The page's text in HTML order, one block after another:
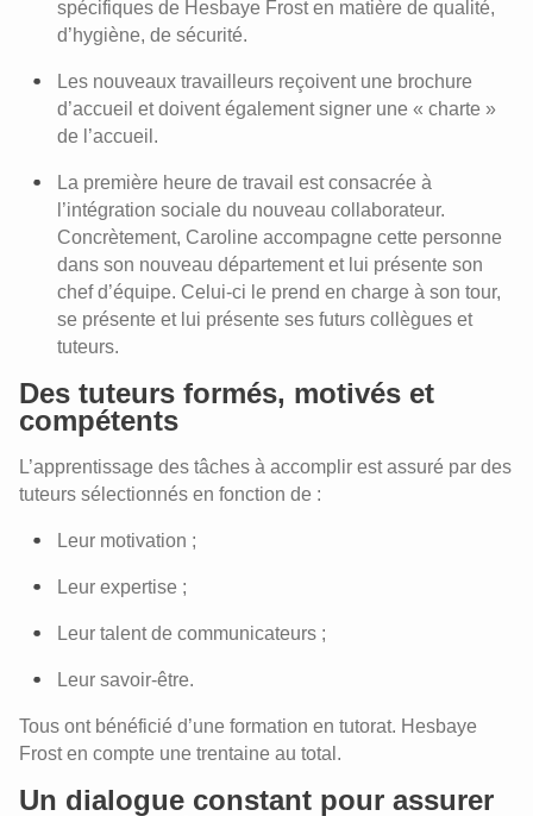
spécifiques de Hesbaye Frost en matière de qualité,
d’hygiène, de sécurité.
Les nouveaux travailleurs reçoivent une brochure
d’accueil et doivent également signer une « charte »
de l’accueil.
La première heure de travail est consacrée à
l’intégration sociale du nouveau collaborateur.
Concrètement, Caroline accompagne cette personne
dans son nouveau département et lui présente son
chef d’équipe. Celui-ci le prend en charge à son tour,
se présente et lui présente ses futurs collègues et
tuteurs.
Des tuteurs formés, motivés et
compétents
L’apprentissage des tâches à accomplir est assuré par des
tuteurs sélectionnés en fonction de :
Leur motivation ;
Leur expertise ;
Leur talent de communicateurs ;
Leur savoir-être.
Tous ont bénéficié d’une formation en tutorat. Hesbaye
Frost en compte une trentaine au total.
Un dialogue constant pour assurer